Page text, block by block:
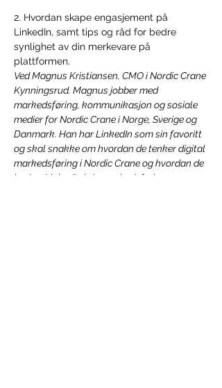
2. Hvordan skape engasjement på
LinkedIn, samt tips og råd for bedre
synlighet av din merkevare på
plattformen.
Ved Magnus Kristiansen, CMO i Nordic Crane
Kynningsrud. Magnus jobber med
markedsføring, kommunikasjon og sosiale
medier for Nordic Crane i Norge, Sverige og
Danmark. Han har LinkedIn som sin favoritt
og skal snakke om hvordan de tenker digital
markedsføring i Nordic Crane og hvordan de
bruker LinkedIn i sin markedsføring.